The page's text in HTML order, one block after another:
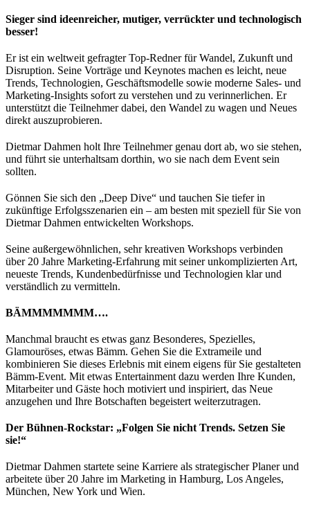
Sieger sind ideenreicher, mutiger, verrückter und technologisch
besser!
Er ist ein weltweit gefragter Top-Redner für Wandel, Zukunft und
Disruption. Seine Vorträge und Keynotes machen es leicht, neue
Trends, Technologien, Geschäftsmodelle sowie moderne Sales- und
Marketing-Insights sofort zu verstehen und zu verinnerlichen. Er
unterstützt die Teilnehmer dabei, den Wandel zu wagen und Neues
direkt auszuprobieren.
Dietmar Dahmen holt Ihre Teilnehmer genau dort ab, wo sie stehen,
und führt sie unterhaltsam dorthin, wo sie nach dem Event sein
sollten.
Gönnen Sie sich den „Deep Dive“ und tauchen Sie tiefer in
zukünftige Erfolgsszenarien ein – am besten mit speziell für Sie von
Dietmar Dahmen entwickelten Workshops.
Seine außergewöhnlichen, sehr kreativen Workshops verbinden
über 20 Jahre Marketing-Erfahrung mit seiner unkomplizierten Art,
neueste Trends, Kundenbedürfnisse und Technologien klar und
verständlich zu vermitteln.
BÄMMMMMMM….
Manchmal braucht es etwas ganz Besonderes, Spezielles,
Glamouröses, etwas Bämm. Gehen Sie die Extrameile und
kombinieren Sie dieses Erlebnis mit einem eigens für Sie gestalteten
Bämm-Event. Mit etwas Entertainment dazu werden Ihre Kunden,
Mitarbeiter und Gäste hoch motiviert und inspiriert, das Neue
anzugehen und Ihre Botschaften begeistert weiterzutragen.
Der Bühnen-Rockstar: „Folgen Sie nicht Trends. Setzen Sie
sie!“
Dietmar Dahmen startete seine Karriere als strategischer Planer und
arbeitete über 20 Jahre im Marketing in Hamburg, Los Angeles,
München, New York und Wien.